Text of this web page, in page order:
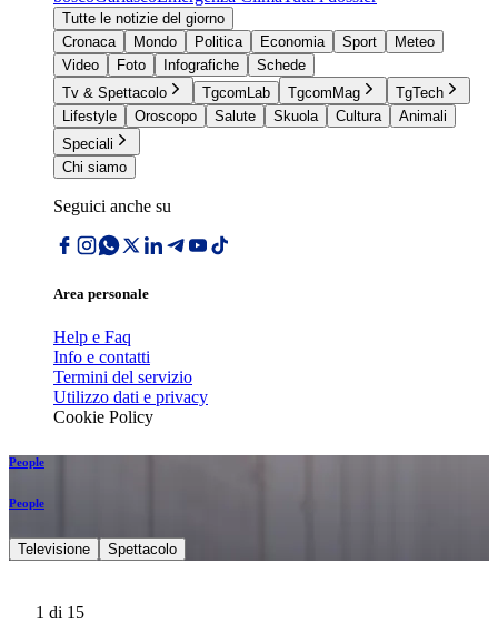
Tutte le notizie del giorno
Cronaca
Mondo Politica Economia Sport
Meteo
Video
Foto Infografiche
Schede
Tv & Spettacolo
TgcomLab TgcomMag
TgTech
Lifestyle
Oroscopo Salute Skuola Cultura
Animali
Speciali
Chi siamo
Seguici anche su
Area personale
Help e Faq
Info e contatti
Termini del servizio
Utilizzo dati e privacy
Cookie Policy
People
People
Televisione Spettacolo
1 di 15